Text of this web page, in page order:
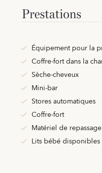
Prestations
Équipement pour la
Coffre-fort dans la
Sèche-cheveux
Mini-bar
Stores automatiques
Coffre-fort
Matériel de repassage
Lits bébé disponibles